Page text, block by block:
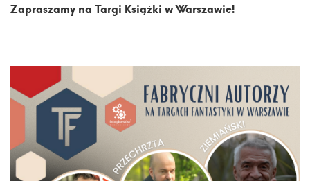
Zapraszamy na Targi Książki w Warszawie!